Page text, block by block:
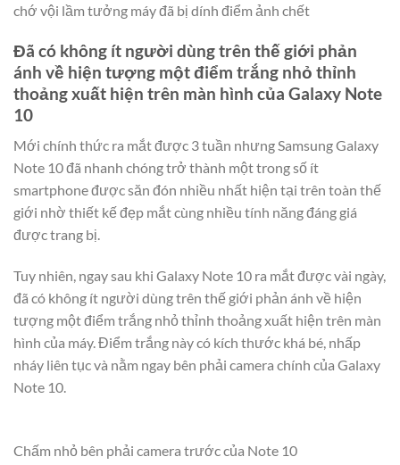
chớ vội lầm tưởng máy đã bị dính điểm ảnh chết
Đã có không ít người dùng trên thế giới phản
ánh về hiện tượng một điểm trắng nhỏ thỉnh
thoảng xuất hiện trên màn hình của Galaxy Note
10
Mới chính thức ra mắt được 3 tuần nhưng Samsung Galaxy
Note 10 đã nhanh chóng trở thành một trong số ít
smartphone được săn đón nhiều nhất hiện tại trên toàn thế
giới nhờ thiết kế đẹp mắt cùng nhiều tính năng đáng giá
được trang bị.
Tuy nhiên, ngay sau khi Galaxy Note 10 ra mắt được vài ngày,
đã có không ít người dùng trên thế giới phản ánh về hiện
tượng một điểm trắng nhỏ thỉnh thoảng xuất hiện trên màn
hình của máy. Điểm trắng này có kích thước khá bé, nhấp
nháy liên tục và nằm ngay bên phải camera chính của Galaxy
Note 10.
Chấm nhỏ bên phải camera trước của Note 10